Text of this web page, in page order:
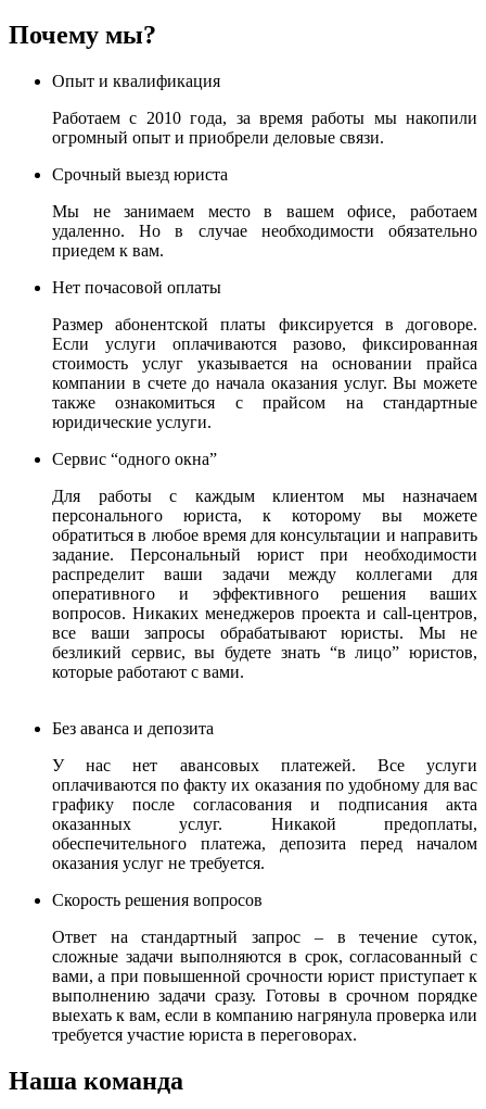
Почему мы?
Опыт и квалификация
Работаем с 2010 года, за время работы мы накопили
огромный опыт и приобрели деловые связи.
Срочный выезд юриста
Мы не занимаем место в вашем офисе, работаем
удаленно. Но в случае необходимости обязательно
приедем к вам.
Нет почасовой оплаты
Размер абонентской платы фиксируется в договоре.
Если услуги оплачиваются разово, фиксированная
стоимость услуг указывается на основании прайса
компании в счете до начала оказания услуг. Вы можете
также ознакомиться с прайсом на стандартные
юридические услуги.
Сервис “одного окна”
Для работы с каждым клиентом мы назначаем
персонального юриста, к которому вы можете
обратиться в любое время для консультации и направить
задание. Персональный юрист при необходимости
распределит ваши задачи между коллегами для
оперативного и эффективного решения ваших
вопросов. Никаких менеджеров проекта и call-центров,
все ваши запросы обрабатывают юристы. Мы не
безликий сервис, вы будете знать “в лицо” юристов,
которые работают с вами.
Без аванса и депозита
У нас нет авансовых платежей. Все услуги
оплачиваются по факту их оказания по удобному для вас
графику после согласования и подписания акта
оказанных услуг. Никакой предоплаты,
обеспечительного платежа, депозита перед началом
оказания услуг не требуется.
Скорость решения вопросов
Ответ на стандартный запрос – в течение суток,
сложные задачи выполняются в срок, согласованный с
вами, а при повышенной срочности юрист приступает к
выполнению задачи сразу. Готовы в срочном порядке
выехать к вам, если в компанию нагрянула проверка или
требуется участие юриста в переговорах.
Наша команда